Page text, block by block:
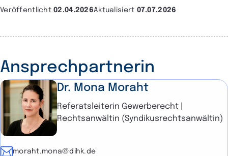
Veröffentlicht02.04.2026Aktualisiert 07.07.2026
Ansprechpartnerin
Dr. Mona Moraht
Referatsleiterin Gewerberecht |
Rechtsanwältin (Syndikusrechtsanwältin)
E-Mailmoraht.mona@dihk.de